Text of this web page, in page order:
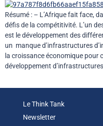
Résumé : – L’Afrique fait face,
défis de la compétitivité. L’un
est le développement des
un manque d’infrastructures
la croissance économique pour
développement
Le Think Tank
Newsletter